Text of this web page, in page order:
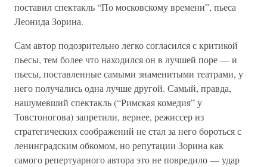
поставил спектакль “По московскому времени”, пьеса
Леонида Зорина.
Сам автор подозрительно легко согласился с критикой
пьесы, тем более что находился он в лучшей поре — и
пьесы, поставленные самыми знаменитыми театрами, у
него получались одна лучше другой. Самый, правда,
нашумевший спектакль (“Римская комедия” у
Товстоногова) запретили, вернее, режиссер из
стратегических соображений не стал за него бороться с
ленинградским обкомом, но репутации Зорина как
самого репертуарного автора это не повредило — удар